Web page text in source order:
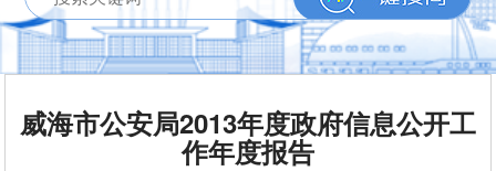
威海市公安局2013年度政府信息公开工
作年度报告